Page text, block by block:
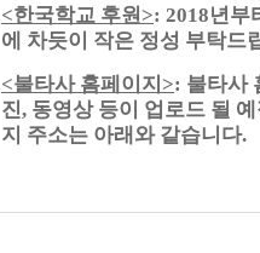
<한국학교 후원>: 2018년부
에 차듯이 작은 정성 부탁드
<불타사 홈페이지>: 불타사
진, 동영상 등이 업로드 될
지 주소는 아래와 같습니다.